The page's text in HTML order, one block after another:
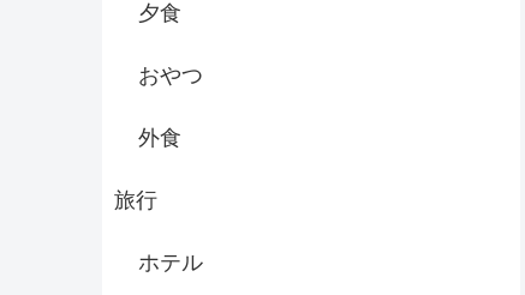
夕食
おやつ
外食
旅行
ホテル